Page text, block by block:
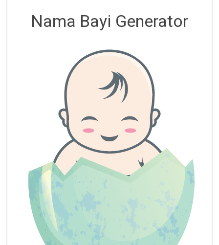
Nama Bayi Generator